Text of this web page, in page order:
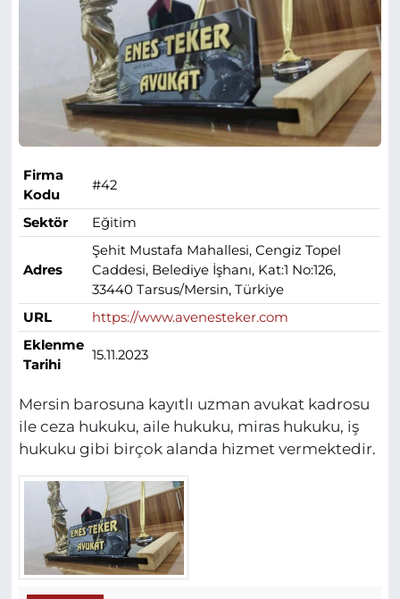
Firma
Kodu
#42
Sektör Eğitim
Adres
Şehit Mustafa Mahallesi, Cengiz Topel
Caddesi, Belediye İşhanı, Kat:1 No:126,
33440 Tarsus/Mersin, Türkiye
URL
https://www.avenesteker.com
Eklenme
Tarihi
15.11.2023
Mersin barosuna kayıtlı uzman avukat kadrosu
ile ceza hukuku, aile hukuku, miras hukuku, iş
hukuku gibi birçok alanda hizmet vermektedir.